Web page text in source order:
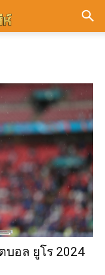
อล ยูโร 2024